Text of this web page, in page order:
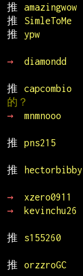
推
amazingwow
推
SimleToMe
推
ypw
→
diamondd
推
capcombio
的？
→
mnmnooo
推
pns215
推
hectorbibby
→
xzero0911
→
kevinchu26
推
s155260
推
orzzroGC